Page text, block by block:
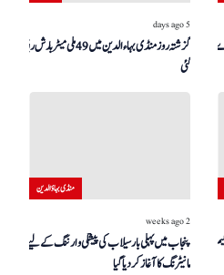
5 days ago
گزشتہ روز منڈی بہاءالدین میں 49 ملی میٹر بارش ریکارڈ کی
گئی
منڈی بہاؤالدین
2 weeks ago
پنجاب میں پہلی بار سیلاب کی پیشگی وارننگ کے لیے ڈرون
مانیٹرنگ کا آغاز کر دیا گیا